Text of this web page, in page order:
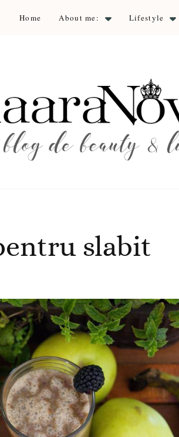
Home About me: Lifestyle
slabit